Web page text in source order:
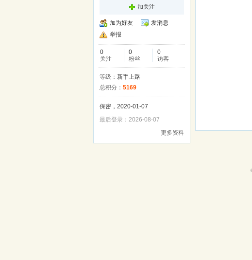
加关注
加为好友
发消息
举报
0
关注
0
粉丝
0
访客
等级： 新手上路
总积分： 5169
保密，2020-01-07
最后登录：2026-08-07
更多资料